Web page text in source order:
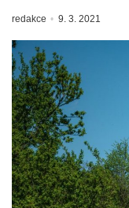
redakce 9. 3. 2021